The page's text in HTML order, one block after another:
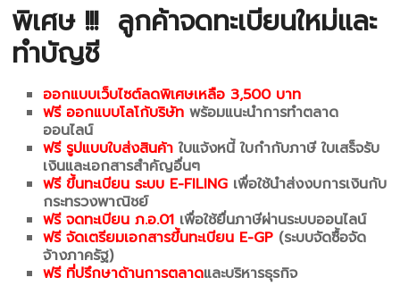
พิเศษ !!! ลูกค้าจดทะเบียนใหม่และ
ทำบัญชี
ออกแบบเว็บไซต์ลดพิเศษเหลือ 3,500 บาท
ฟรี ออกแบบโลโก้บริษัทพร้อมแนะนำการทำตลาด
ออนไลน์
ฟรี รูปแบบใบส่งสินค้า ใบแจ้งหนี้ ใบกำกับภาษี ใบเสร็จรับ
เงินและเอกสารสำคัญอื่นๆ
ฟรี ขึ้นทะเบียน ระบบ E-FILING เพื่อใช้นำส่งงบการเงินกับ
กระทรวงพาณิชย์
ฟรี จดทะเบียน ภ.อ.01 เพื่อใช้ยื่นภาษีผ่านระบบออนไลน์
ฟรี จัดเตรียมเอกสารขึ้นทะเบียน E-GP (ระบบจัดซื้อจัด
จ้างภาครัฐ)
ฟรี ที่ปรึกษาด้านการตลาดและบริหารธุรกิจ